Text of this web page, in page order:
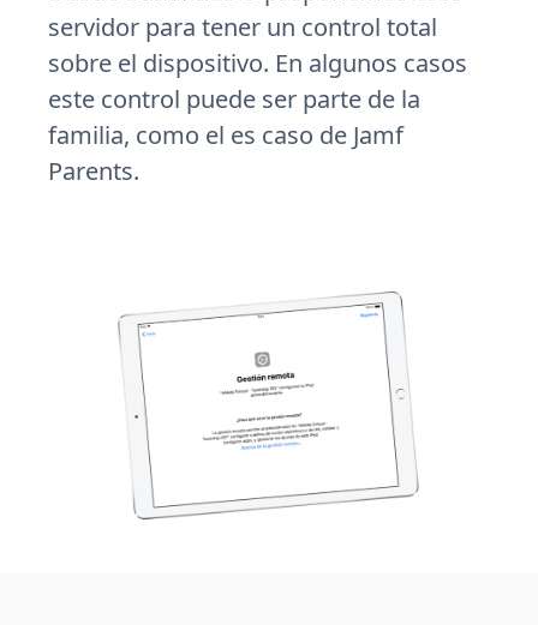
servidor para tener un control total
sobre el dispositivo. En algunos casos
este control puede ser parte de la
familia, como el es caso de Jamf
Parents.